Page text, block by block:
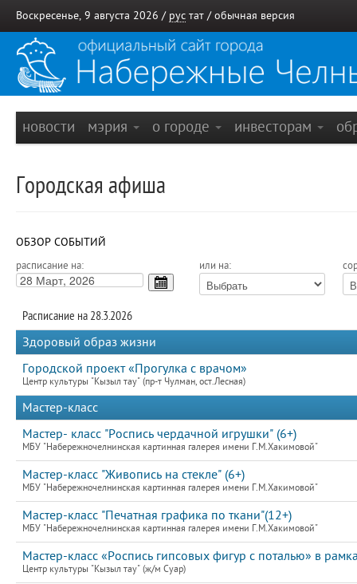
Воскресенье, 9 августа 2026 / рус тат / обычная версия
новости мэрия о городе инвесторам
Городская афиша
ОБЗОР СОБЫТИЙ
расписание на: или на:
Расписание на 28.3.2026
Здоровый образ жизни
Городской проект «Прогулка с врачом»
Центр культуры "Кызыл тау" (пр-т Чулман, ост.Лесная)
Мастер-класс
Мастер- класс "Роспись чердачной игрушки" (6+)
МБУ "Набережночелнинская картинная галерея имени Г.М.Хакимовой"
Мастер-класс "Живопись на стекле" (6+)
МБУ "Набережночелнинская картинная галерея имени Г.М.Хакимовой"
Мастер-класс "Печатная графика по ткани"(12+)
МБУ "Набережночелнинская картинная галерея имени Г.М.Хакимовой"
Мастер-класс «Роспись гипсовых фигур с поталью» в
Центр культуры "Кызыл тау" (ж/м Суар)